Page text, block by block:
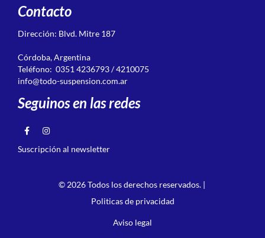
Contacto
Dirección: Blvd. Mitre 187
Córdoba, Argentina
Teléfono: 0351 4236793 / 4210075
info@todo-suspension.com.ar
Seguinos en las redes
Suscripción al newsletter
© 2026 Todos los derechos reservados. |
Politicas de privacidad
Aviso legal